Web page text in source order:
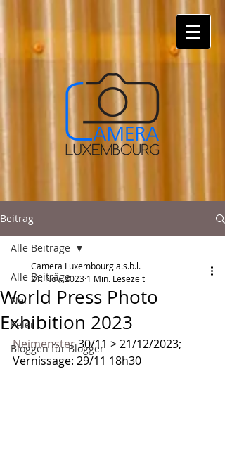
Beitrag
Alle Beiträge
Nei
Eeler
Bloggen für Blogger
Alle Beiträge
World Press Photo
Exhibition 2023
Camera Luxembourg a.s.b.l.
21. Nov. 2023 1 Min. Lesezeit
Neimënster 30/11 > 21/12/2023;
Vernissage: 29/11 18h30